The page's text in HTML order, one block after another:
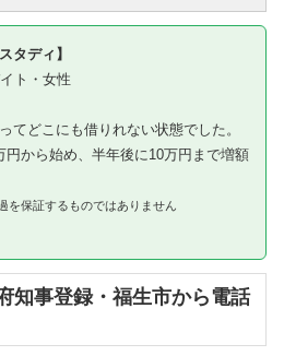
タディ】
ト・女性
てどこにも借りれない状態でした。
円から始め、半年後に10万円まで増額
を保証するものではありません
知事登録・福生市から電話